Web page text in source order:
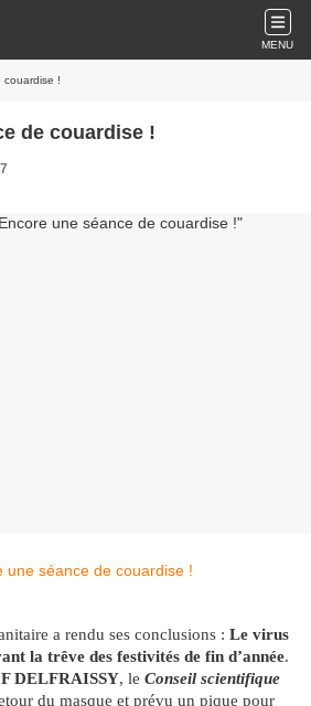
MENU
couardise !
de couardise !
a rendu ses conclusions : Le virus
la trêve des festivités de fin d’année.
DELFRAISSY, le Conseil scientifique
du masque et prévu un pique pour